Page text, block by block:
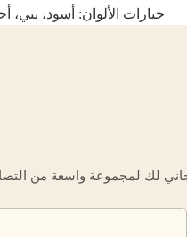
خيارات الألوان: أسود،